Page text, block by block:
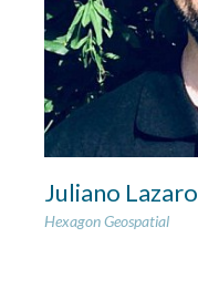
Juliano Lazaro
Hexagon Geospatial